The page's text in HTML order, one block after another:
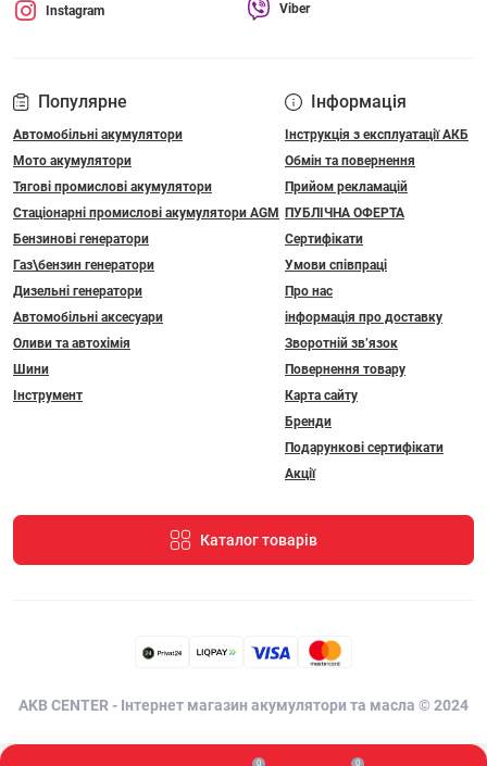
0 0
Популярне
Автомобільні акумулятори
Мото акумулятори
Тягові промислові акумулятори
Стаціонарні промислові акумулятори АGM
Бензинові генератори
Газ\бензин генератори
Дизельні генератори
Автомобільні аксесуари
Оливи та автохімія
Шини
Інструмент
Інформація
Інструкція з експлуатації АКБ
Обмін та повернення
Прийом рекламацій
ПУБЛІЧНА ОФЕРТА
Сертифікати
Умови співпраці
Про нас
інформація про доставку
Зворотній зв’язок
Повернення товару
Карта сайту
Бренди
Подарункові сертифікати
Акції
Каталог товарів
Instagram Viber
AKB CENTER - Інтернет магазин акумулятори та масла © 2024